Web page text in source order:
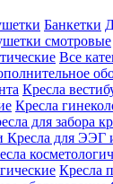
Банкетки
смотровые
Все
Кресла
Кресла
для забора
Кресла для
Кресла